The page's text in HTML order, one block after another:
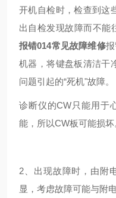
开机自检时，检查到这
出自检发现故障而不能
报错014常见故障维修
机器，将键盘板清洁干
问题引起的“死机"故障。
诊断仪的CW只能用于
能，所以CW板可能损坏
2、出现故障时，由附
显，考虑故障可能与附